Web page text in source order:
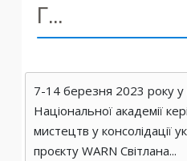
Г...
7-14 березня 2023 року у
Національної академії
мистецтв у консолідації
проєкту WARN Світлана...